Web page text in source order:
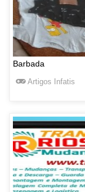
Barbada
Artigos Infatis